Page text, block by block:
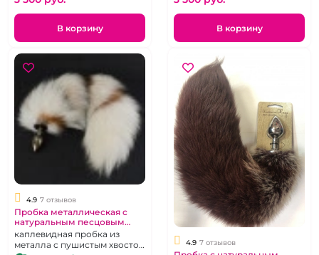
В корзину В корзину
4.9 7 отзывов
Пробка металлическая с
натуральным песцовым
хвостом "ИнтимХаус"
каплевидная пробка из
металла с пушистым хвостом
4.9 7 отзывов